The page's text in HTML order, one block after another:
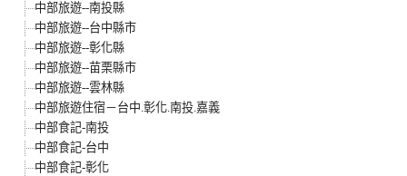
中部旅遊--南投縣
中部旅遊--台中縣市
中部旅遊--彰化縣
中部旅遊--苗栗縣市
中部旅遊--雲林縣
中部旅遊住宿－台中.彰化.南投.嘉義
中部食記-南投
中部食記-台中
中部食記-彰化